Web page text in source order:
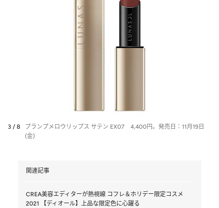
3 / 8
プランプメロウリップス サテン EX07 4,400円。発売日：11月19日
(金)
関連記事
CREA美容エディターが熱視線 コフレ＆ホリデー限定コスメ
2021 【ディオール】上品な限定色に心躍る